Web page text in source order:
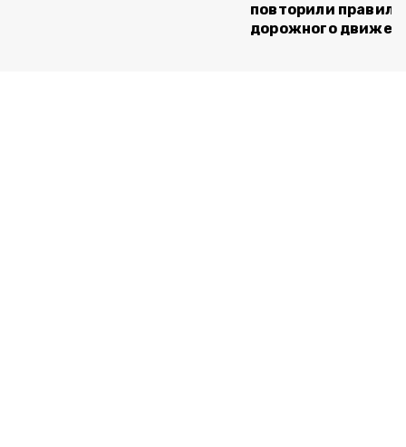
повторили правила
дорожного